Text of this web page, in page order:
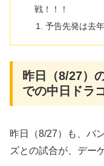
戦！！！
予告先発は去
昨日（8/27）
での中日ドラ
昨日（8/27）も、バ
ズとの試合が、デー